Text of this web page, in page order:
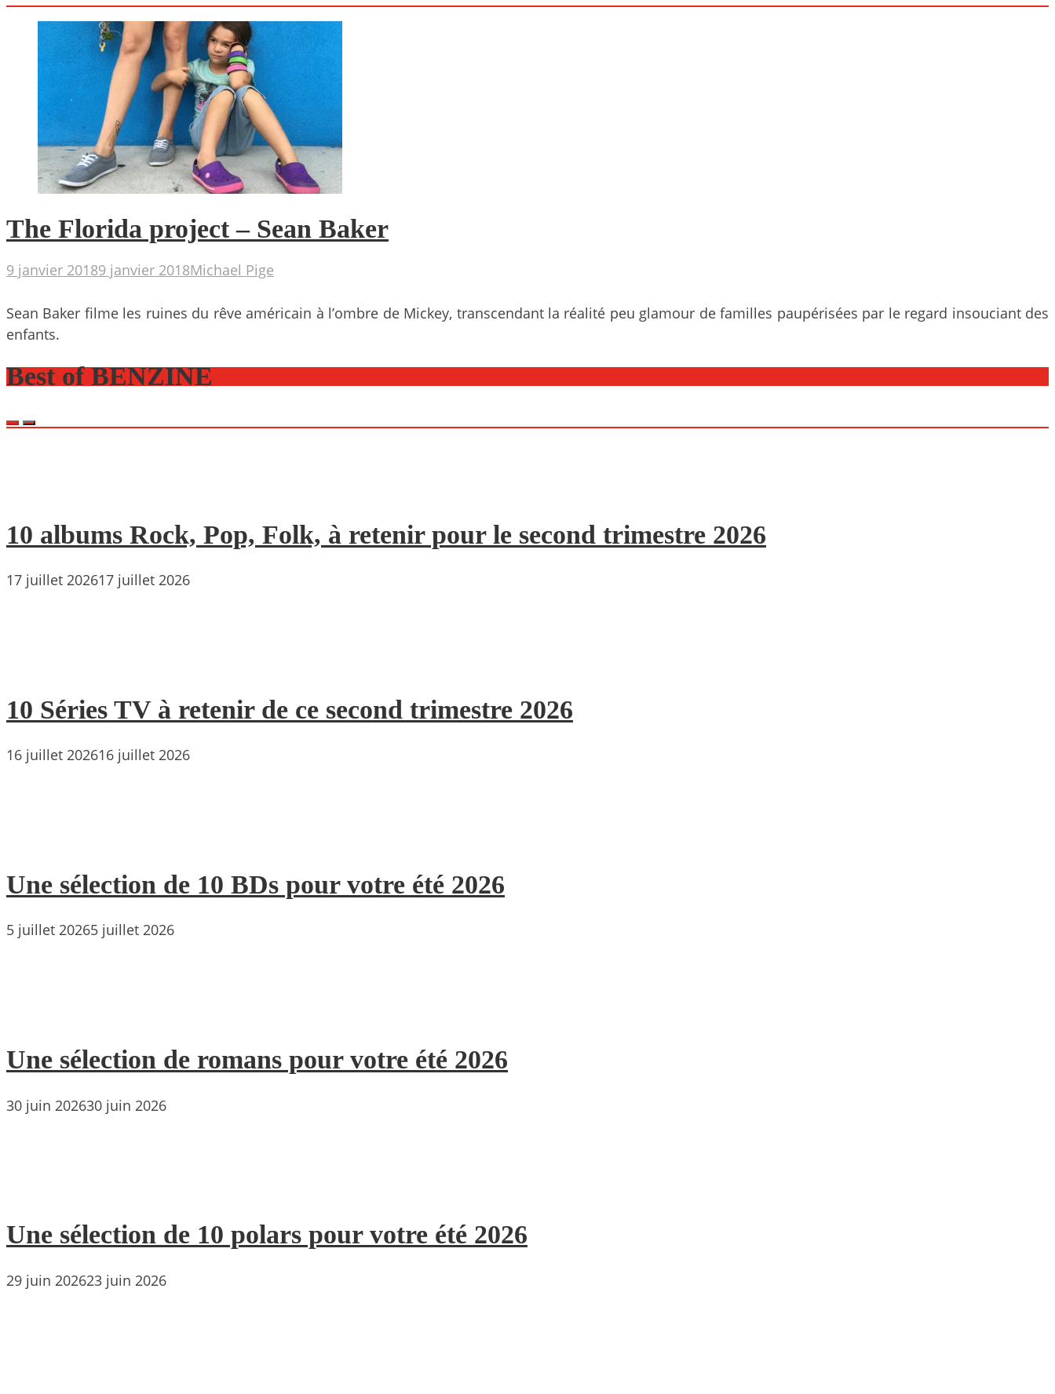
The Florida project – Sean Baker
9 janvier 20189 janvier 2018Michael Pige
Sean Baker filme les ruines du rêve américain à l’ombre de Mickey, transcendant la réalité peu glamour de familles paupérisées par le regard insouciant des
enfants.
Best of BENZINE
10 albums Rock, Pop, Folk, à retenir pour le second trimestre 2026
17 juillet 202617 juillet 2026
10 Séries TV à retenir de ce second trimestre 2026
16 juillet 202616 juillet 2026
Une sélection de 10 BDs pour votre été 2026
5 juillet 20265 juillet 2026
Une sélection de romans pour votre été 2026
30 juin 202630 juin 2026
Une sélection de 10 polars pour votre été 2026
29 juin 202623 juin 2026